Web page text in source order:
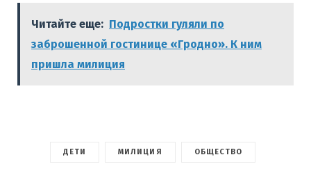
Читайте еще: Подростки гуляли по
заброшенной гостинице «Гродно». К ним
пришла милиция
ДЕТИ МИЛИЦИЯ ОБЩЕСТВО